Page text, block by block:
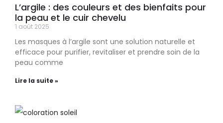
L’argile : des couleurs et des bienfaits pour
la peau et le cuir chevelu
1 août 2025
Les masques à l’argile sont une solution naturelle et
efficace pour purifier, revitaliser et prendre soin de la
peau comme
Lire la suite »